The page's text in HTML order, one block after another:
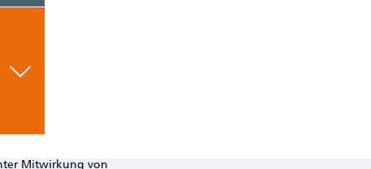
Mitwirkung von